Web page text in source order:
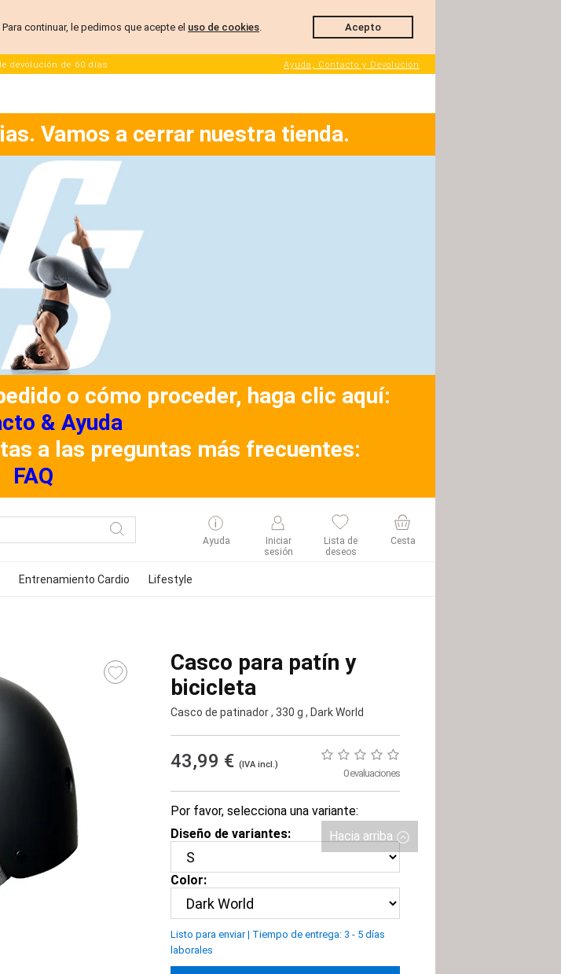
Vamos a cerrar nuestra tienda.
o cómo proceder, haga clic aquí:
& Ayuda
a las preguntas más frecuentes:
FAQ
Ayuda
Iniciar
sesión
Lista de
deseos
Cesta
Entrenamiento Cardio Lifestyle
Casco para patín y
bicicleta
Casco de patinador, 330 g , Dark World
43,99 € (IVA incl.)
0 evaluaciones
Por favor, selecciona una variante:
Diseño de variantes:
Color:
Listo para enviar| Tiempo de entrega: 3 - 5 días
laborales
devolución de 60 días Ayuda, Contacto y Devolución
continuar, le pedimos que acepte el uso de cookies. Acepto
Hacia arriba